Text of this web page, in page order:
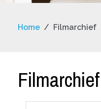
Home Filmarchief
Filmarchief